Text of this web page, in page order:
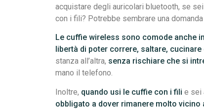
acquistare degli auricolari bluetooth, se
con i fili? Potrebbe sembrare una
Le cuffie wireless sono comode anche
libertà di poter correre, saltare,
stanza all’altra, senza rischiare che si
mano il telefono.
Inoltre, quando usi le cuffie con i fili e sei
obbligato a dover rimanere molto vicino